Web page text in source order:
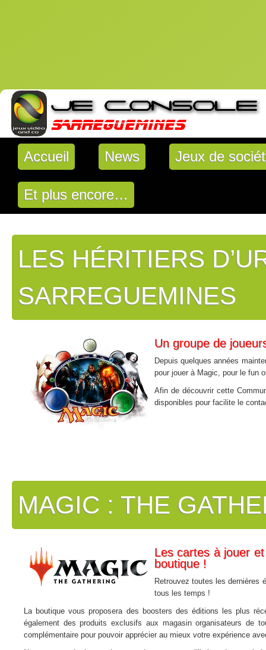
Accueil News Jeux de
Et plus encore…
LES HÉRITIERS
SARREGUEMINES
Un groupe de
Depuis quelques années
pour jouer à Magic, pour le fun
Afin de découvrir cette
disponibles pour facilite le
MAGIC : THE
Les cartes à jouer
boutique !
Retrouvez toutes les dernières
tous les temps !
La boutique vous proposera des boosters des éditions les plus
également des produits exclusifs aux magasin organisateurs de
complémentaire pour pouvoir apprécier au mieux votre expérience